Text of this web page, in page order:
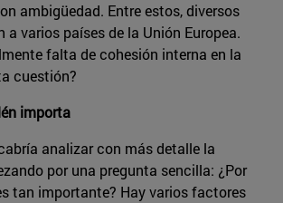
ambigüedad. Entre estos, diversos
a varios países de la Unión Europea.
falta de cohesión interna en la
cuestión?
importa
analizar con más detalle la
por una pregunta sencilla: ¿Por
tan importante? Hay varios factores